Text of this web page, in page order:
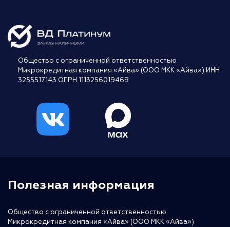
Общество с ограниченной ответственностью
Микрокредитная компания «Айва» (ООО МКК «Айва») ИНН
3255517143 ОГРН 1113256019469
Полезная информация
Общество с ограниченной ответственностью
Микрокредитная компания «Айва» (ООО МКК «Айва»)